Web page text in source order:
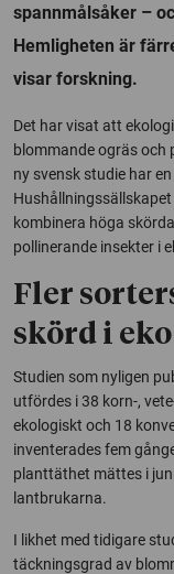
spannmålsåker –
Hemligheten är
visar forskning.
Det har visat att
blommande ogräs och
ny svensk studie har
kombinera höga
pollinerande insekter i
Fler
skörd i
Studien som nyligen
utfördes i 38 korn-,
ekologiskt och 18
inventerades fem
planttäthet mättes i
lantbrukarna.
I likhet med tidigare
täckningsgrad av